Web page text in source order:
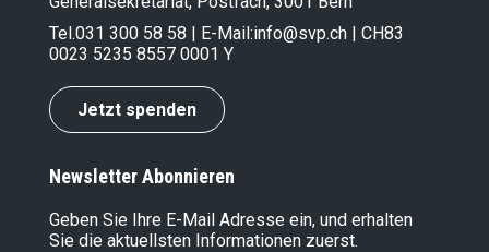
Tel.031 300 58 58 | E-Mail:info@svp.ch | CH83
0023 5235 8557 0001 Y
Jetzt spenden
Newsletter Abonnieren
Geben Sie Ihre E-Mail Adresse ein, und erhalten
Sie die aktuellsten Informationen zuerst.